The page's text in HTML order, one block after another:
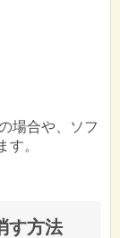
場合や、ソフ
す。
す方法